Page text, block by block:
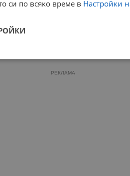
звукови вълни
РЕКЛАМА
си по всяко време в Настройки
Ефективност